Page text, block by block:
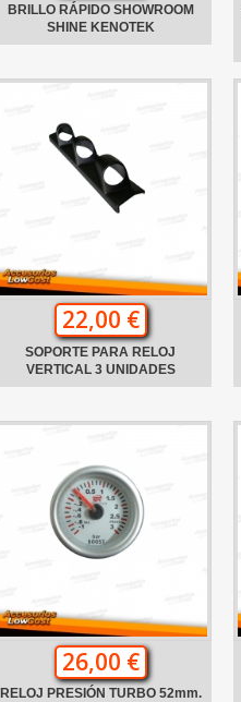
BRILLO RÁPIDO SHOWROOM
SHINE KENOTEK
22,00 €
SOPORTE PARA RELOJ
VERTICAL 3 UNIDADES
26,00 €
RELOJ PRESIÓN TURBO 52mm.